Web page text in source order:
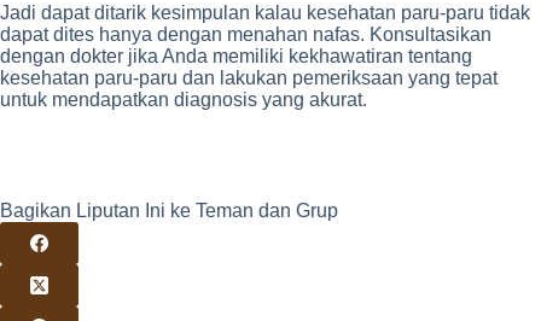
Jadi dapat ditarik kesimpulan kalau kesehatan paru-paru tidak
dapat dites hanya dengan menahan nafas. Konsultasikan
dengan dokter jika Anda memiliki kekhawatiran tentang
kesehatan paru-paru dan lakukan pemeriksaan yang tepat
untuk mendapatkan diagnosis yang akurat.
Bagikan Liputan Ini ke Teman dan Grup